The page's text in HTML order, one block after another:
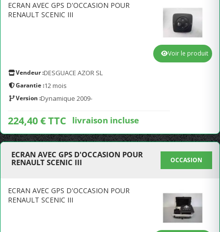
ECRAN AVEC GPS D'OCCASION POUR
RENAULT SCENIC III
Vendeur :DESGUACE AZOR SL
Garantie :12 mois
Version :Dynamique 2009-
224,40 € TTC livraison incluse
Voir le produit
ECRAN AVEC GPS D'OCCASION POUR
RENAULT SCENIC III
OCCASION
ECRAN AVEC GPS D'OCCASION POUR
RENAULT SCENIC III